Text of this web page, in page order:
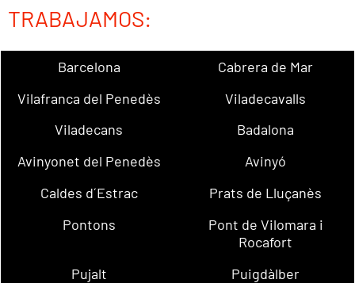
TRABAJAMOS:
Barcelona
Cabrera de Mar
Vilafranca del Penedès
Viladecavalls
Viladecans
Badalona
Avinyonet del Penedès
Avinyó
Caldes d´Estrac
Prats de Lluçanès
Pontons
Pont de Vilomara i
Rocafort
Pujalt
Puigdàlber